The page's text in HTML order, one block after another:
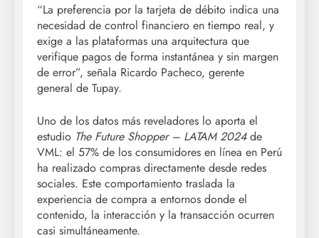
“La preferencia por la tarjeta de débito indica una
necesidad de control financiero en tiempo real, y
exige a las plataformas una arquitectura que
verifique pagos de forma instantánea y sin margen
de error”, señala Ricardo Pacheco, gerente
general de Tupay.
Uno de los datos más reveladores lo aporta el
estudio The Future Shopper – LATAM 2024de
VML: el 57% de los consumidores en línea en Perú
ha realizado compras directamente desde redes
sociales. Este comportamiento traslada la
experiencia de compra a entornos donde el
contenido, la interacción y la transacción ocurren
casi simultáneamente.